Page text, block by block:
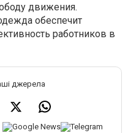
движения.
обеспечит
работников в
джерела